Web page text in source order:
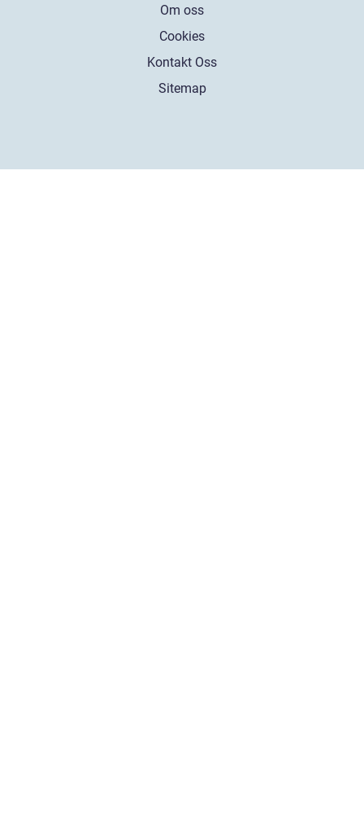
Om oss
Cookies
Kontakt Oss
Sitemap